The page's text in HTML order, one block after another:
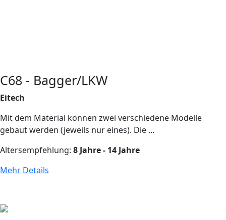
C68 - Bagger/LKW
Eitech
Mit dem Material können zwei verschiedene Modelle
gebaut werden (jeweils nur eines). Die ...
Altersempfehlung: 8 Jahre - 14 Jahre
Mehr Details